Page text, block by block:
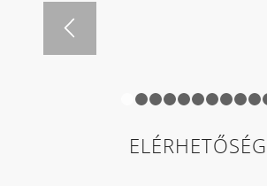
1 2 3 4
ELÉRHETŐSÉG